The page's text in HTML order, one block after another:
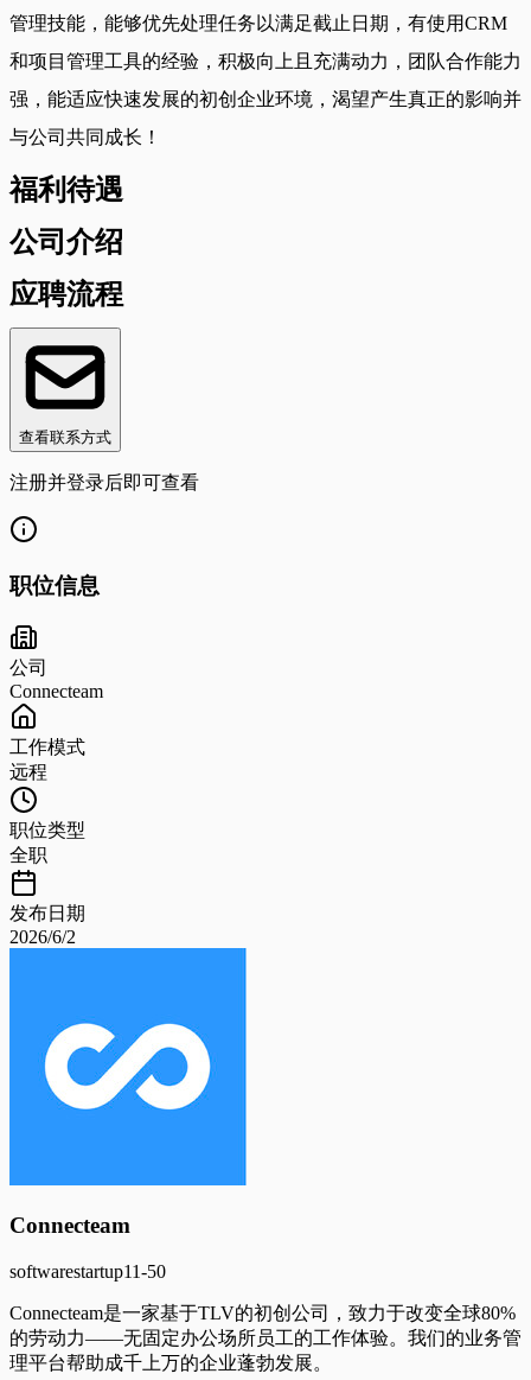
管理技能，能够优先处理任务以满足截止日期，有使用CRM
和项目管理工具的经验，积极向上且充满动力，团队合作能力
强，能适应快速发展的初创企业环境，渴望产生真正的影响并
与公司共同成长！
福利待遇
公司介绍
应聘流程
查看联系方式
注册并登录后即可查看
职位信息
公司
Connecteam
工作模式
远程
职位类型
全职
发布日期
2026/6/2
Connecteam
softwarestartup11-50
Connecteam是一家基于TLV的初创公司，致力于改变全球80%
的劳动力——无固定办公场所员工的工作体验。我们的业务管
理平台帮助成千上万的企业蓬勃发展。